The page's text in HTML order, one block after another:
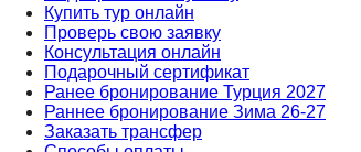
Купить тур онлайн
Проверь свою заявку
Консультация онлайн
Подарочный сертификат
Ранее бронирование Турция 2027
Раннее бронирование Зима 26-27
Заказать трансфер